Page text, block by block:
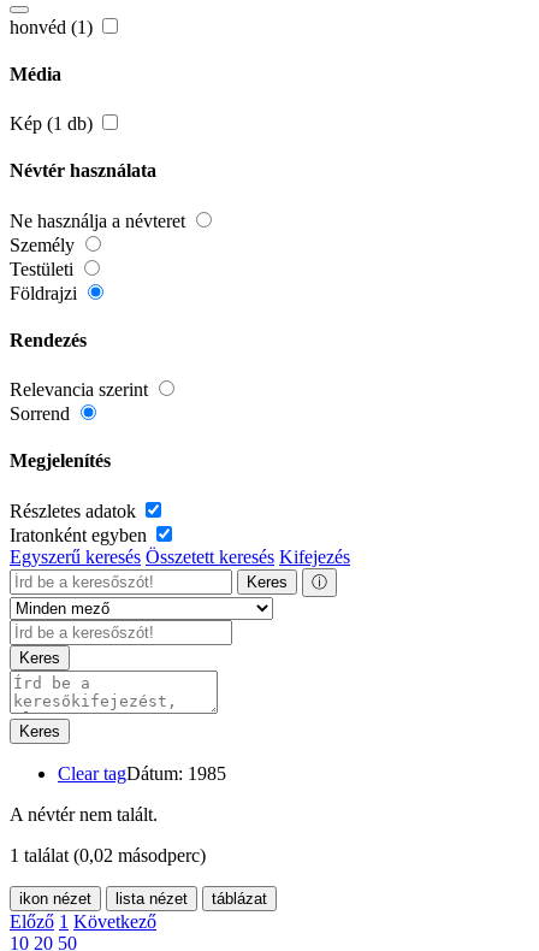
honvéd (1)
Média
Kép (1 db)
Névtér használata
Ne használja a névteret
Személy
Testületi
Földrajzi
Rendezés
Relevancia szerint
Sorrend
Megjelenítés
Részletes adatok
Iratonként egyben
Egyszerű keresés Összetett keresés Kifejezés
Keres ⓘ
Keres
Keres
Clear tagDátum: 1985
A névtér nem talált.
1 találat (0,02 másodperc)
ikon nézet lista nézet táblázat
Előző 1 Következő
10 20 50